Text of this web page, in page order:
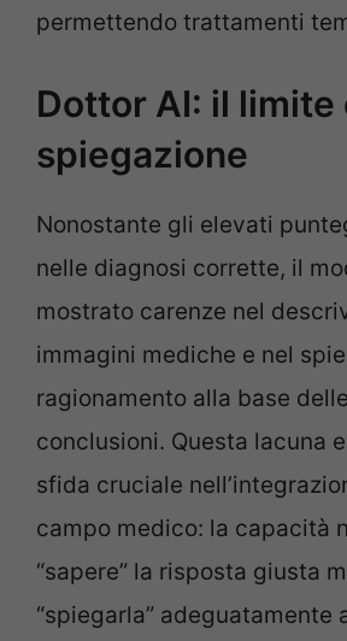
permettendo trattamenti
Dottor AI: il limite
spiegazione
Nonostante gli elevati
nelle diagnosi corrette, il
mostrato carenze nel
immagini mediche e nel
ragionamento alla base
conclusioni. Questa lacuna
sfida cruciale
campo medico: la capacità
“sapere” la risposta giusta
“spiegarla” adeguatamente